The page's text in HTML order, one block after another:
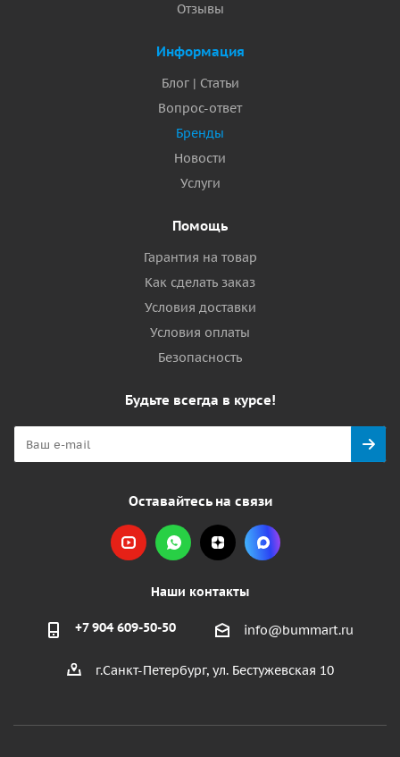
Отзывы
Информация
Блог | Статьи
Вопрос-ответ
Бренды
Новости
Услуги
Помощь
Гарантия на товар
Как сделать заказ
Условия доставки
Условия оплаты
Безопасность
Будьте всегда в курсе!
Оставайтесь на связи
Наши контакты
+7 904 609-50-50 info@bummart.ru
г.Санкт-Петербург, ул. Бестужевская 10